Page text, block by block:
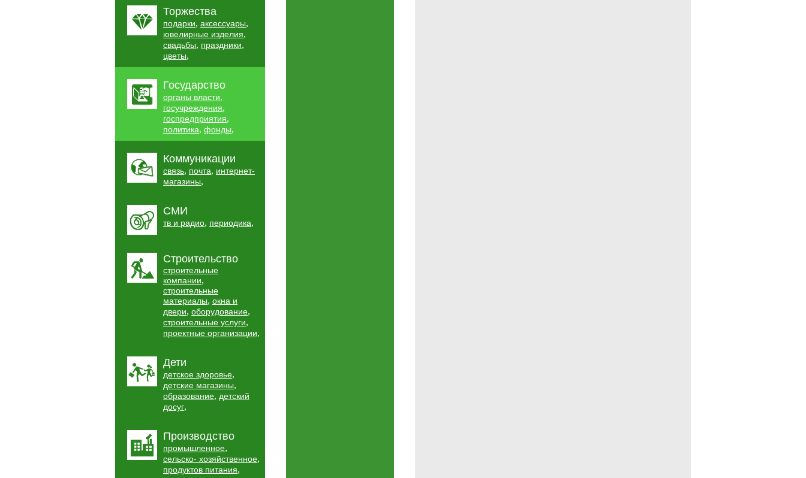
Торжества
подарки, аксессуары,
ювелирные изделия,
свадьбы, праздники,
цветы,
Государство
органы власти,
госучреждения,
госпредприятия,
политика, фонды,
Коммуникации
связь, почта, интернет-
магазины,
СМИ
тв и радио, периодика,
Строительство
строительные
компании,
строительные
материалы, окна и
двери, оборудование,
строительные услуги,
проектные организации,
Дети
детское здоровье,
детские магазины,
образование, детский
досуг,
Производство
промышленное,
сельско- хозяйственное,
продуктов питания,